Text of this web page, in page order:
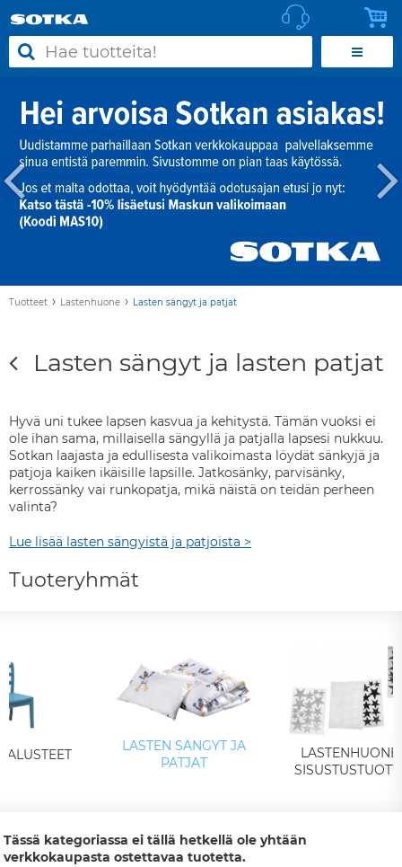
Tuotteet › Lastenhuone › Lasten sängyt ja patjat
Lasten sängyt ja lasten patjat
Hyvä uni tukee lapsen kasvua ja kehitystä. Tämän vuoksi ei
ole ihan sama, millaisella sängyllä ja patjalla lapsesi nukkuu.
Sotkan laajasta ja edullisesta valikoimasta löydät sänkyjä ja
patjoja kaiken ikäisille lapsille. Jatkosänky, parvisänky,
kerrossänky vai runkopatja, mikä näistä on teidän perheen
valinta?
Lue lisää lasten sängyistä ja patjoista >
Tuoteryhmät
LASTEN SÄNGYT JA
PATJAT
Tässä kategoriassa ei tällä hetkellä ole yhtään
verkkokaupasta ostettavaa tuotetta.